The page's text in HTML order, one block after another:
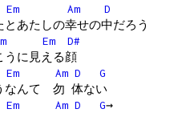
Em Am
D
とあたしの幸せの中だろう
Em
D#
うに見える顔
Em Am D
G
なんて 勿 体ない
Em Am D G→